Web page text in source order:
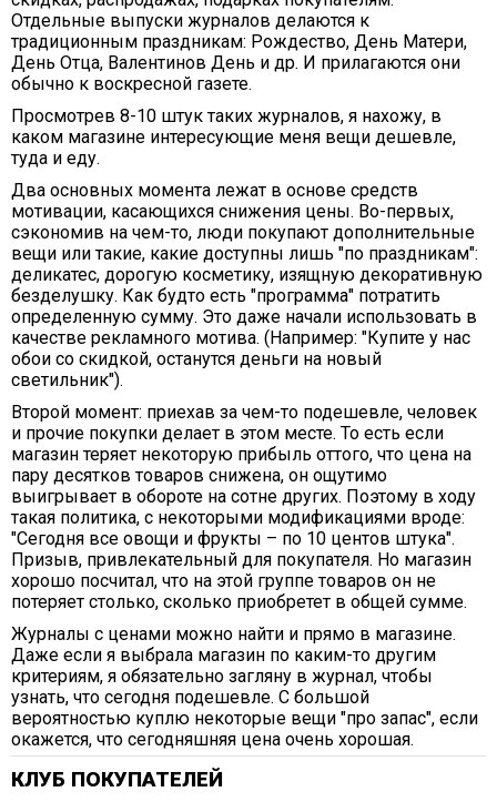
Отдельные выпуски журналов делаются к
традиционным праздникам: Рождество, День Матери,
День Отца, Валентинов День и др. И прилагаются они
обычно к воскресной газете.
Просмотрев 8-10 штук таких журналов, я нахожу, в
каком магазине интересующие меня вещи дешевле,
туда и еду.
Два основных момента лежат в основе средств
мотивации, касающихся снижения цены. Во-первых,
сэкономив на чем-то, люди покупают дополнительные
вещи или такие, какие доступны лишь "по праздникам":
деликатес, дорогую косметику, изящную декоративную
безделушку. Как будто есть "программа" потратить
определенную сумму. Это даже начали использовать в
качестве рекламного мотива. (Например: "Купите у нас
обои со скидкой, останутся деньги на новый
светильник").
Второй момент: приехав за чем-то подешевле, человек
и прочие покупки делает в этом месте. То есть если
магазин теряет некоторую прибыль оттого, что цена на
пару десятков товаров снижена, он ощутимо
выигрывает в обороте на сотне других. Поэтому в ходу
такая политика, с некоторыми модификациями вроде:
"Сегодня все овощи и фрукты – по 10 центов штука".
Призыв, привлекательный для покупателя. Но магазин
хорошо посчитал, что на этой группе товаров он не
потеряет столько, сколько приобретет в общей сумме.
Журналы с ценами можно найти и прямо в магазине.
Даже если я выбрала магазин по каким-то другим
критериям, я обязательно загляну в журнал, чтобы
узнать, что сегодня подешевле. С большой
вероятностью куплю некоторые вещи "про запас", если
окажется, что сегодняшняя цена очень хорошая.
КЛУБ ПОКУПАТЕЛЕЙ